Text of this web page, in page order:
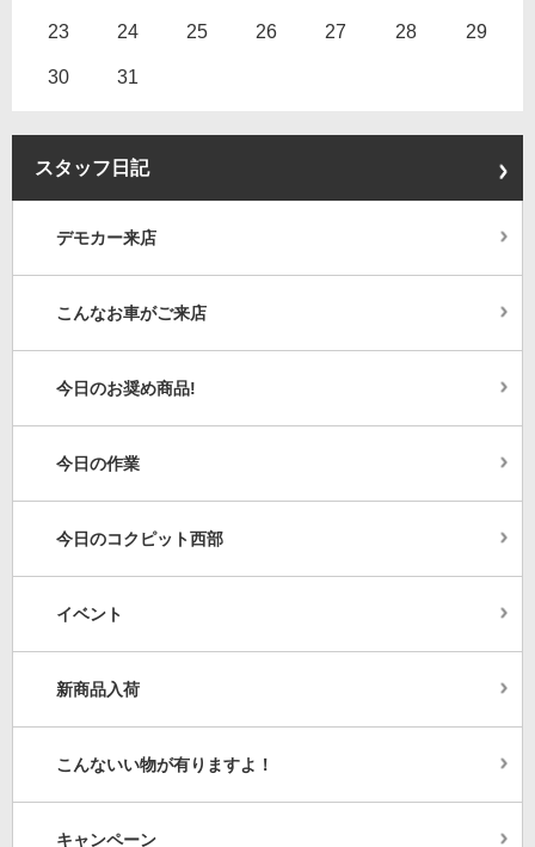
23 24 25 26 27 28 29
30 31
スタッフ日記
デモカー来店
こんなお車がご来店
今日のお奨め商品!
今日の作業
今日のコクピット西部
イベント
新商品入荷
こんないい物が有りますよ！
キャンペーン